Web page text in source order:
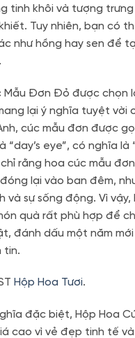
tinh khôi và tượng
Tuy nhiên, bạn có
như hồng hay sen để
Mẫu Đơn Đỏ được chọn
lại ý nghĩa tuyệt vời
cúc mẫu đơn được
“day’s eye”, có nghĩa là
rằng hoa cúc mẫu
lại vào ban đêm,
và sự sống động. Vì vậy,
quà rất phù hợp để
đánh dấu một năm
tin.
Hộp Hoa Tươi.
đặc biệt, Hộp Hoa
cao vì vẻ đẹp tinh tế